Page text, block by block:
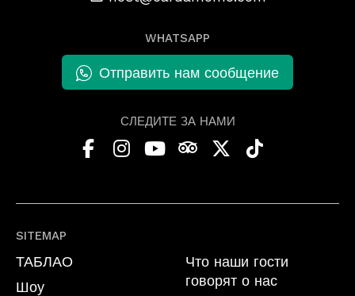
SITEMAP
ТАБЛАО
Шоу
Что наши гости
говорят о нас
WHATSAPP
Отправить нам сообщение
СЛЕДИТЕ ЗА НАМИ